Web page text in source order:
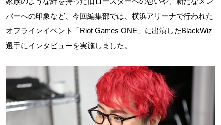
バーへの印象など、今回編集部では、横浜アリーナで行われた
オフラインイベント「Riot Games ONE」に出演したBlackWiz
選手にインタビューを実施しました。